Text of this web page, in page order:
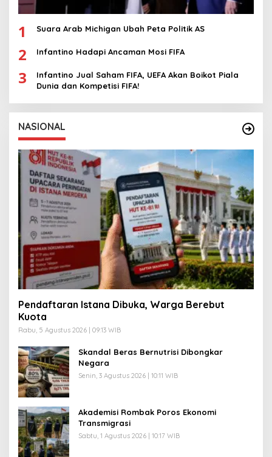
1 Suara Arab Michigan Ubah Peta Politik AS
2 Infantino Hadapi Ancaman Mosi FIFA
3
Infantino Jual Saham FIFA, UEFA Akan Boikot Piala
Dunia dan Kompetisi FIFA!
NASIONAL
Pendaftaran Istana Dibuka, Warga Berebut
Kuota
Rabu, 5 Agustus 2026 | 09:13 WIB
Skandal Beras Bernutrisi Dibongkar
Negara
Senin, 3 Agustus 2026 | 10:11 WIB
Akademisi Rombak Poros Ekonomi
Transmigrasi
Sabtu, 1 Agustus 2026 | 10:17 WIB